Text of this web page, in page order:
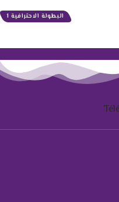
البطولة الاحترافية 1